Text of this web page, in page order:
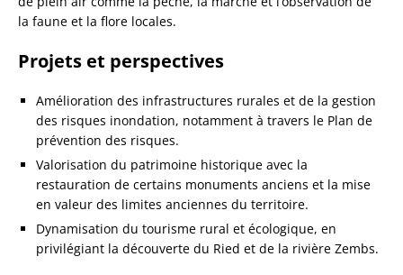
la faune et la flore locales.
Projets et perspectives
Amélioration des infrastructures rurales et de la gestion
des risques inondation, notamment à travers le Plan de
prévention des risques.
Valorisation du patrimoine historique avec la
restauration de certains monuments anciens et la mise
en valeur des limites anciennes du territoire.
Dynamisation du tourisme rural et écologique, en
privilégiant la découverte du Ried et de la rivière Zembs.